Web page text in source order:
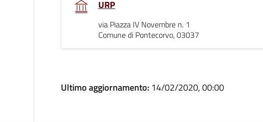
URP
via Piazza IV Novembre n. 1
Comune di Pontecorvo, 03037
Ultimo aggiornamento: 14/02/2020, 00:00